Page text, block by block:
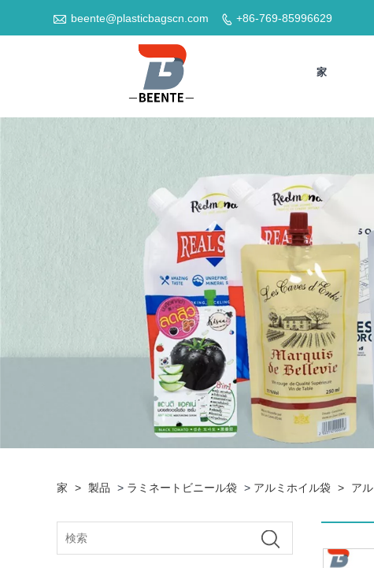
 beente@plasticbagscn.com  +86-769-85996629
家
家 > 製品 > ラミネートビニール袋 > アルミホイル袋 > ア